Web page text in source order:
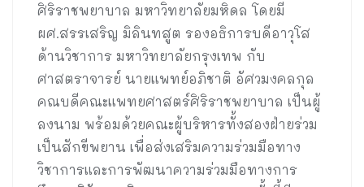
ศิริราชพยาบาล มหาวิทยาลัยมหิดล โดยมี
ผศ.สรรเสริญ มิลินทสูต รองอธิการบดีอาวุโส
ด้านวิชาการ มหาวิทยาลัยกรุงเทพ กับ
ศาสตราจารย์ นายแพทย์อภิชาติ อัศวมงคลกุล
คณบดีคณะแพทยศาสตร์ศิริราชพยาบาล เป็นผู้
ลงนาม พร้อมด้วยคณะผู้บริหารทั้งสองฝ่ายร่วม
เป็นสักขีพยาน เพื่อส่งเสริมความร่วมมือทาง
วิชาการและการพัฒนาความร่วมมือทางการ